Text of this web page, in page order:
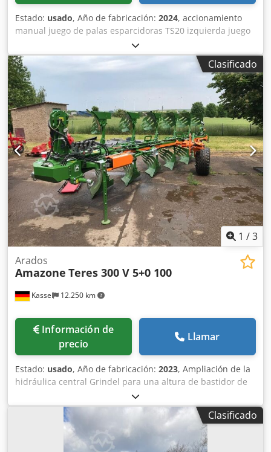
Estado: usado, Año de fabricación: 2024, accionamiento
manual juego de palas esparcidoras TS20 izquierda juego
de palas esparcidoras TS20 / derecha accionamiento
hidráulico izquierdo con AutoTS y FlowControl ProfiSPro
accionamiento hidráulico derecho con AutoTS y
FlowControl ProfiSPro disco principal izquierdo con AutoTS
/ disco principal derecho Credpfjtrdzwsx Aqvof
Clasificado
1 /3
Kassel 12.250 km
Arados
Amazone Teres 300 V 5+0 100
Información de
precio
Llamar
Estado: usado, Año de fabricación: 2023, Ampliación de la
hidráulica central Grindel para una altura de bastidor de
80, 1 cuerpo de arado STW / 35, 1 par de rejas de 430, 1
par de puntas de reja HD, 1 par de chapas insertables
para STW / 35, 1 par de soportes para disco cuchilla para
disco cuchilla Variopf D 500 dentado y / con suspensión, 1
Csdor Ucigjpfx Aqverf
Clasificado